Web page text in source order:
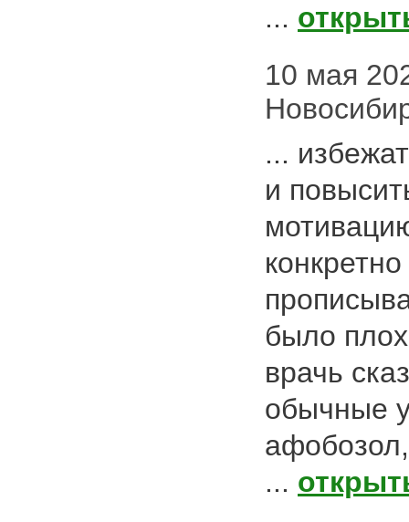
...
10 мая
...
и
было
врачь
обычные
...